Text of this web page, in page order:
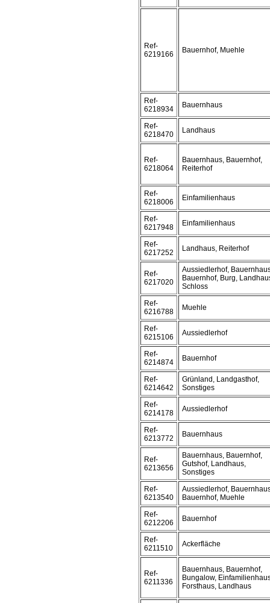
Ref-
6219166
Bauernhof, Muehle
Ref-
6218934
Bauernhaus
Ref-
6218470
Landhaus
Ref-
6218064
Bauernhaus, Bauernhof,
Reiterhof
Ref-
6218006
Einfamilienhaus
Ref-
6217948
Einfamilienhaus
Ref-
6217252
Landhaus, Reiterhof
Ref-
6217020
Aussiedlerhof,
Bauernhof, Burg,
Schloss
Ref-
6216788
Muehle
Ref-
6215106
Aussiedlerhof
Ref-
6214874
Bauernhof
Ref-
6214642
Grünland, Landgasthof,
Sonstiges
Ref-
6214178
Aussiedlerhof
Ref-
6213772
Bauernhaus
Ref-
6213656
Bauernhaus, Bauernhof,
Gutshof, Landhaus,
Sonstiges
Ref-
6213540
Aussiedlerhof,
Bauernhof, Muehle
Ref-
6212206
Bauernhof
Ref-
6211510
Ackerfläche
Ref-
6211336
Bauernhaus, Bauernhof,
Bungalow,
Forsthaus, Landhaus